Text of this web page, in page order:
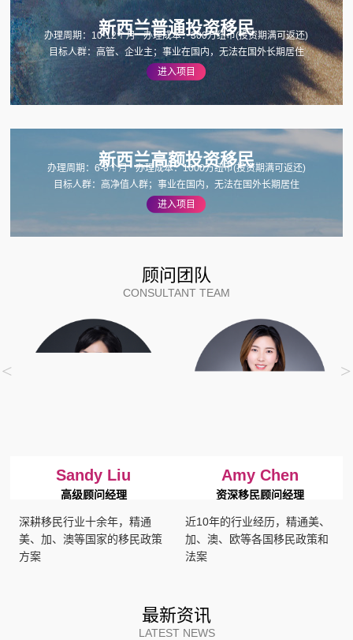
新西兰普通投资移民
办理周期：10-12个月
办理成本：300万纽币(投资期满可返还)
目标人群：高管、企业主；事业在国内，无法在国外长期居住
进入项目
新西兰高额投资移民
办理周期：6-8个月
办理成本：1000万纽币(投资期满可返还)
目标人群：高净值人群；事业在国内，无法在国外长期居住
进入项目
顾问团队
CONSULTANT TEAM
Sandy Liu
高级顾问经理
深耕移民行业十余年，精通
美、加、澳等国家的移民政策
方案
Amy Chen
资深移民顾问经理
近10年的行业经历，精通美、
加、澳、欧等各国移民政策和
法案
< >
最新资讯
LATEST NEWS